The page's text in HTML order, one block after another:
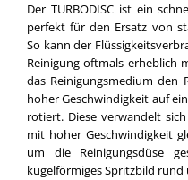
Der TURBODISC ist ein
perfekt für den Ersatz von
So kann der
Reinigung oftmals erheblich
das Reinigungsmedium
hoher Geschwindigkeit auf
rotiert. Diese verwandelt
mit hoher Geschwindigkeit
um die Reinigungsdüse
kugelförmiges Spritzbild rund